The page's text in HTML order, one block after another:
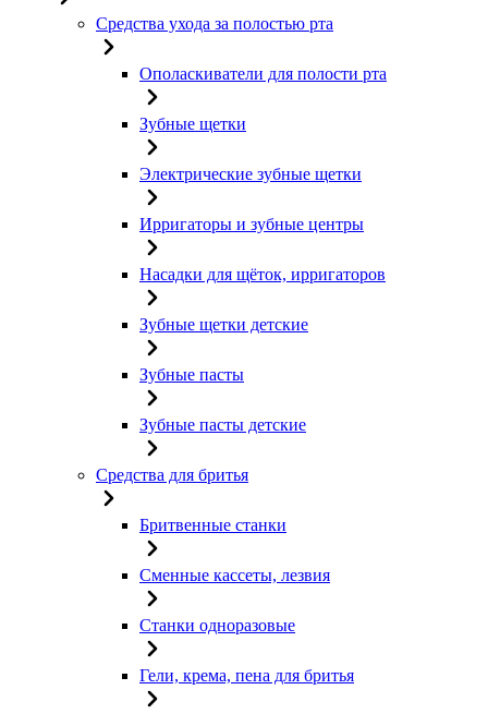
Средства ухода за полостью рта
Ополаскиватели для полости рта
Зубные щетки
Электрические зубные щетки
Ирригаторы и зубные центры
Насадки для щёток, ирригаторов
Зубные щетки детские
Зубные пасты
Зубные пасты детские
Средства для бритья
Бритвенные станки
Сменные кассеты, лезвия
Станки одноразовые
Гели, крема, пена для бритья